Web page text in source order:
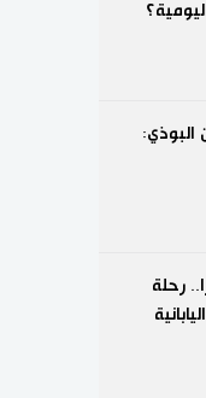
البوذي:
رحلة